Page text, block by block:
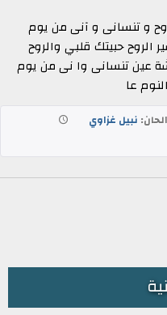
و تنسانى و آنى من يوم
الروح حبيتك قلبي والروح
عين تنسانى وا نى من يوم
عا
الحان: نبيل غزاوي